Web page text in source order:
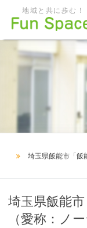
地域と共に歩む！
埼玉県飯能市「飯
埼玉県飯能
（愛称：ノ